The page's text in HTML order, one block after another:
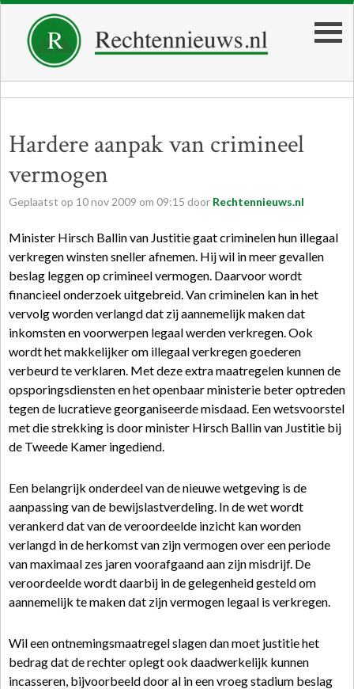
Hardere aanpak van crimineel
vermogen
Geplaatst op 10nov 2009 om 09:15 door Rechtennieuws.nl
Minister Hirsch Ballin van Justitie gaat criminelen hun illegaal
verkregen winsten sneller afnemen. Hij wil in meer gevallen
beslag leggen op crimineel vermogen. Daarvoor wordt
financieel onderzoek uitgebreid. Van criminelen kan in het
vervolg worden verlangd dat zij aannemelijk maken dat
inkomsten en voorwerpen legaal werden verkregen. Ook
wordt het makkelijker om illegaal verkregen goederen
verbeurd te verklaren. Met deze extra maatregelen kunnen de
opsporingsdiensten en het openbaar ministerie beter optreden
tegen de lucratieve georganiseerde misdaad. Een wetsvoorstel
met die strekking is door minister Hirsch Ballin van Justitie bij
de Tweede Kamer ingediend.
Een belangrijk onderdeel van de nieuwe wetgeving is de
aanpassing van de bewijslastverdeling. In de wet wordt
verankerd dat van de veroordeelde inzicht kan worden
verlangd in de herkomst van zijn vermogen over een periode
van maximaal zes jaren voorafgaand aan zijn misdrijf. De
veroordeelde wordt daarbij in de gelegenheid gesteld om
aannemelijk te maken dat zijn vermogen legaal is verkregen.
Wil een ontnemingsmaatregel slagen dan moet justitie het
bedrag dat de rechter oplegt ook daadwerkelijk kunnen
incasseren, bijvoorbeeld door al in een vroeg stadium beslag